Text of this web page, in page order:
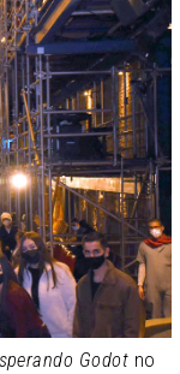
Godot no